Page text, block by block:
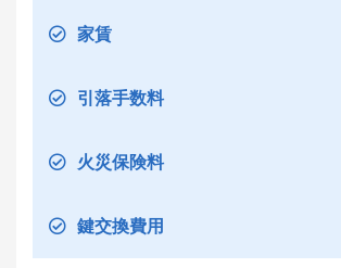
家賃
引落手数料
火災保険料
鍵交換費用